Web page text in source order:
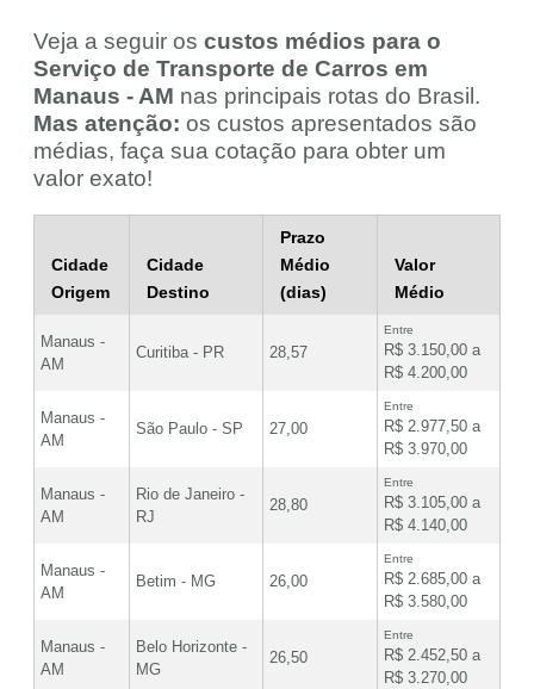
Veja a seguir os custos médios para o
Serviço de Transporte de Carros em
Manaus - AM nas principais rotas do Brasil.
Mas atenção: os custos apresentados são
médias, faça sua cotação para obter um
valor exato!
Cidade
Origem
Cidade
Destino
Prazo
Médio
(dias)
Valor
Médio
Manaus -
AM
Curitiba - PR 28,57
Entre
R$ 3.150,00 a
R$ 4.200,00
Manaus -
AM
São Paulo - SP 27,00
Entre
R$ 2.977,50 a
R$ 3.970,00
Manaus -
AM
Rio de Janeiro -
RJ
28,80
Entre
R$ 3.105,00 a
R$ 4.140,00
Manaus -
AM
Betim - MG 26,00
Entre
R$ 2.685,00 a
R$ 3.580,00
Manaus -
AM
Belo Horizonte -
MG
26,50
Entre
R$ 2.452,50 a
R$ 3.270,00